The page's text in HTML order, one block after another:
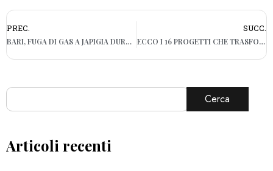
PREC.
BARI, FUGA DI GAS A JAPIGIA DURANTE DEGLI SCAVI: EVACUATO UN ASILO
SUCC.
ECCO I 16 PROGETTI CHE TRASFORMERANNO IL LUNGOMARE DI BARI VECCHIA. BOERI: “IN GIOCO IL FUTURO DELLA CITTÀ”
Cerca
Articoli recenti